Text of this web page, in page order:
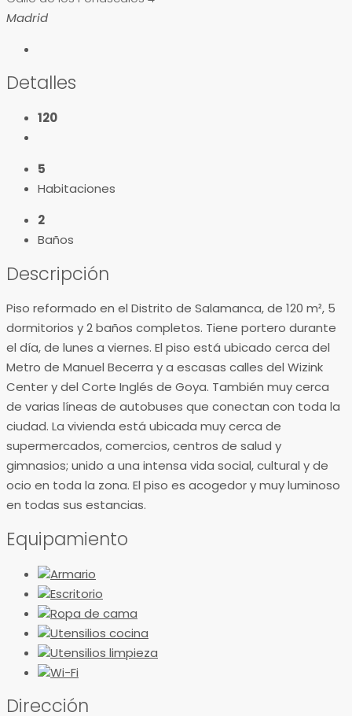
Madrid
Detalles
120
5
Habitaciones
2
Baños
Descripción
Piso reformado en el Distrito de Salamanca, de 120 m², 5
dormitorios y 2 baños completos. Tiene portero durante
el día, de lunes a viernes. El piso está ubicado cerca del
Metro de Manuel Becerra y a escasas calles del Wizink
Center y del Corte Inglés de Goya. También muy cerca
de varias líneas de autobuses que conectan con toda la
ciudad. La vivienda está ubicada muy cerca de
supermercados, comercios, centros de salud y
gimnasios; unido a una intensa vida social, cultural y de
ocio en toda la zona. El piso es acogedor y muy luminoso
en todas sus estancias.
Equipamiento
Armario
Escritorio
Ropa de cama
Utensilios cocina
Utensilios limpieza
Wi-Fi
Dirección